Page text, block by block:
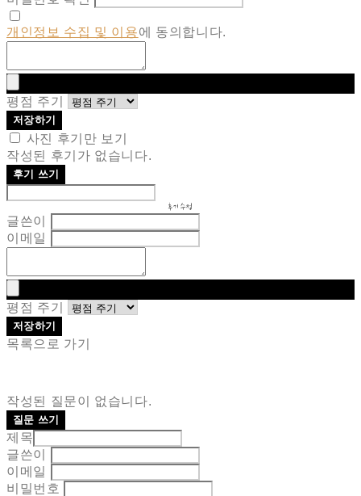
개인정보 수집 및 이용에 동의합니다.
평점 주기
저장하기
사진 후기만 보기
작성된 후기가 없습니다.
후기 쓰기
후기 수정
글쓴이
이메일
평점 주기
저장하기
목록으로 가기
작성된 질문이 없습니다.
질문 쓰기
제목
글쓴이
이메일
비밀번호